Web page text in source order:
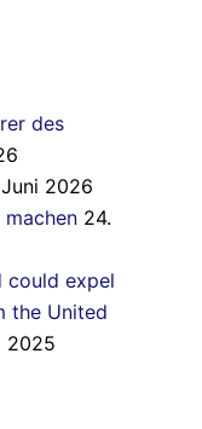
des
Juni 2026
24.
could expel
the United
2025